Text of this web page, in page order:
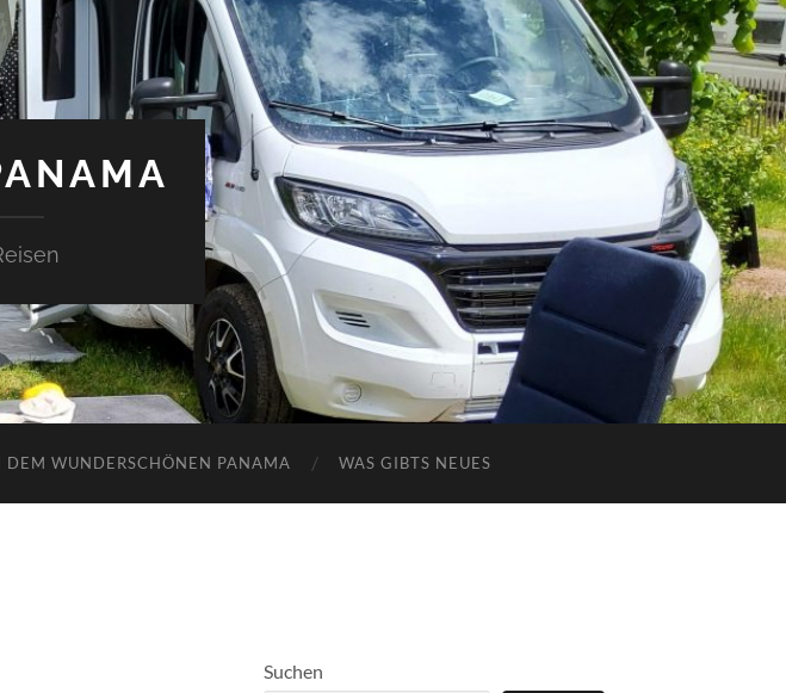
DEM WUNDERSCHÖNEN PANAMA WAS GIBTS NEUES
Suchen